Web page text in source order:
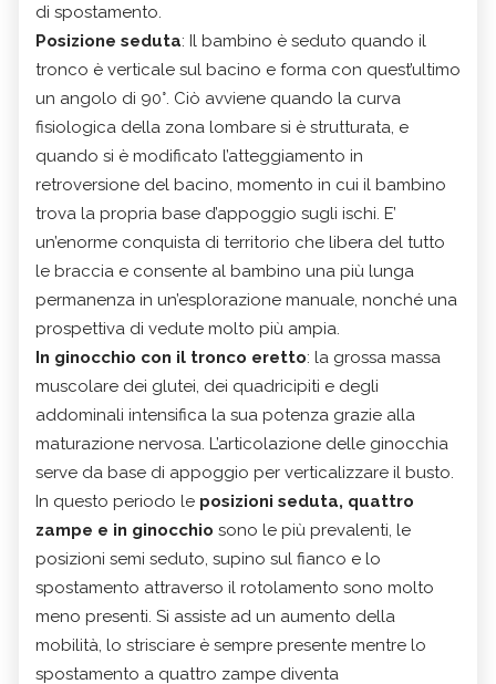
di spostamento.
Posizione seduta: Il bambino è seduto quando il
tronco è verticale sul bacino e forma con quest’ultimo
un angolo di 90°. Ciò avviene quando la curva
fisiologica della zona lombare si è strutturata, e
quando si è modificato l’atteggiamento in
retroversione del bacino, momento in cui il bambino
trova la propria base d’appoggio sugli ischi. E’
un’enorme conquista di territorio che libera del tutto
le braccia e consente al bambino una più lunga
permanenza in un’esplorazione manuale, nonché una
prospettiva di vedute molto più ampia.
In ginocchio con il tronco eretto: la grossa massa
muscolare dei glutei, dei quadricipiti e degli
addominali intensifica la sua potenza grazie alla
maturazione nervosa. L’articolazione delle ginocchia
serve da base di appoggio per verticalizzare il busto.
In questo periodo le posizioni seduta, quattro
zampe e in ginocchio sono le più prevalenti, le
posizioni semi seduto, supino sul fianco e lo
spostamento attraverso il rotolamento sono molto
meno presenti. Si assiste ad un aumento della
mobilità, lo strisciare è sempre presente mentre lo
spostamento a quattro zampe diventa